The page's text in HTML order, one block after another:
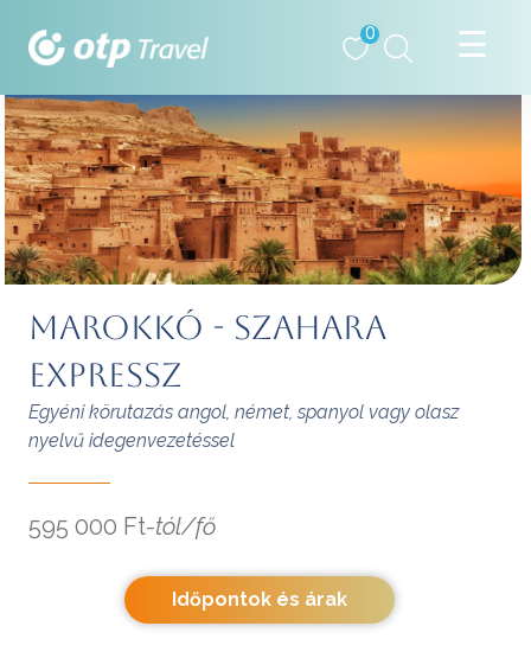
0
MAROKKÓ - SZAHARA
EXPRESSZ
Egyéni körutazás angol, német, spanyol vagy olasz
nyelvű idegenvezetéssel
595 000 Ft-tól/fő
Időpontok és árak